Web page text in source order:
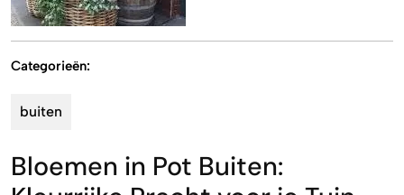
Categorieën:
buiten
Bloemen in Pot Buiten: